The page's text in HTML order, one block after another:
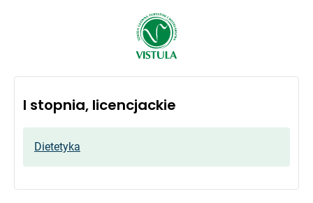
I stopnia, licencjackie
Dietetyka